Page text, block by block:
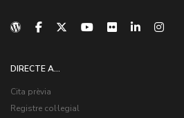
DIRECTE A...
Cita prèvia
Registre col·legial